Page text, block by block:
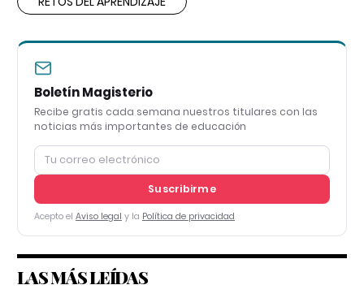
Boletín Magisterio
Recibe gratis cada semana nuestros titulares con las
noticias más importantes de educación
Suscribirme
Acepto el Aviso legal y la Política de privacidad
LAS MÁS LEÍDAS